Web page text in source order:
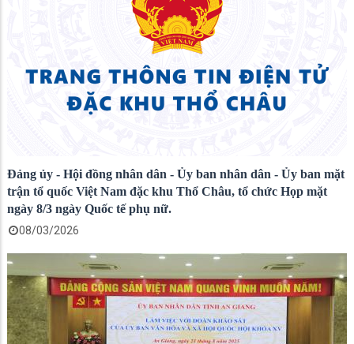
Đảng ủy - Hội đồng nhân dân - Ủy ban nhân dân - Ủy ban mặt
trận tổ quốc Việt Nam đặc khu Thổ Châu, tổ chức Họp mặt
ngày 8/3 ngày Quốc tế phụ nữ.
08/03/2026